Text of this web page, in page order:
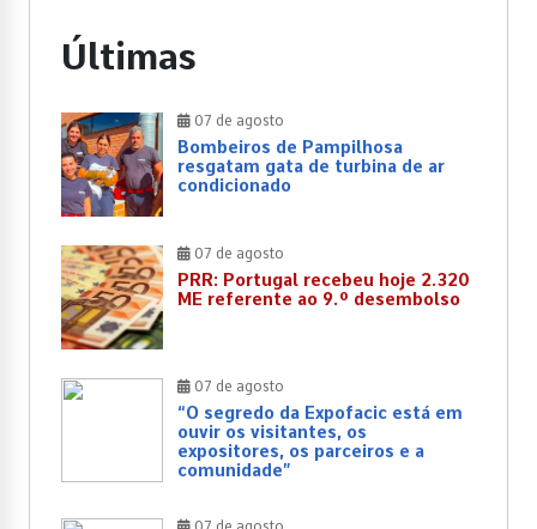
Últimas
07 de agosto
Bombeiros de Pampilhosa
resgatam gata de turbina de ar
condicionado
07 de agosto
PRR: Portugal recebeu hoje 2.320
ME referente ao 9.º desembolso
07 de agosto
“O segredo da Expofacic está em
ouvir os visitantes, os
expositores, os parceiros e a
comunidade”